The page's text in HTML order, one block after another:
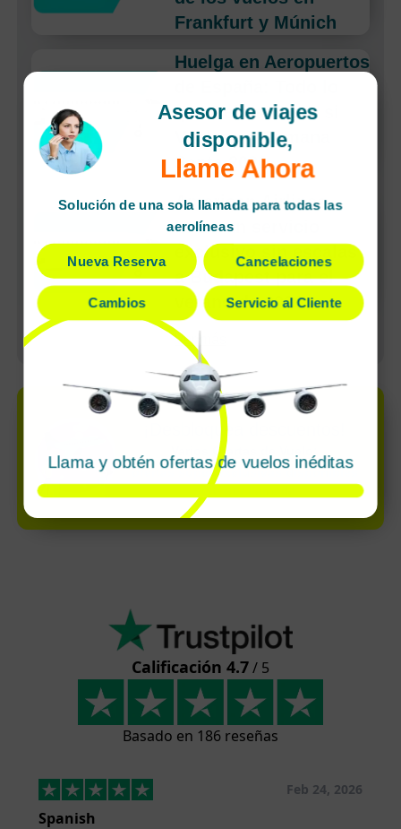
Frankfurt y Múnich
Huelga en Aeropuertos
que Debes Saber si
Vuelas en Semana
Santa 2026
American Airlines
lanza un servicio
exclusivo sin escalas
a Budapest para el
verano de 2026
Ver más
¡Desbloquea descuentos!
Varios Ofertas de Vuelo:
ofertas súper exclusivas disponibles
Calificación 4.7/ 5
Basado en 186 reseñas
Feb 24, 2026
Spanish
Asesor de viajes
disponible,
Llame Ahora
Solución de una sola llamada para todas las
aerolíneas
Nueva Reserva Cancelaciones
Cambios Servicio al Cliente
Llama y obtén ofertas de vuelos inéditas